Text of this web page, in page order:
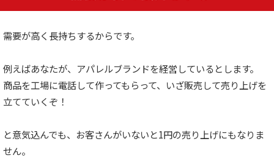
需要が高く長持ちするからです。
例えばあなたが、アパレルブランドを経営しているとします。
商品を工場に電話して作ってもらって、いざ販売して売り上げを
立てていくぞ！
と意気込んでも、お客さんがいないと1円の売り上げにもなりま
せん。